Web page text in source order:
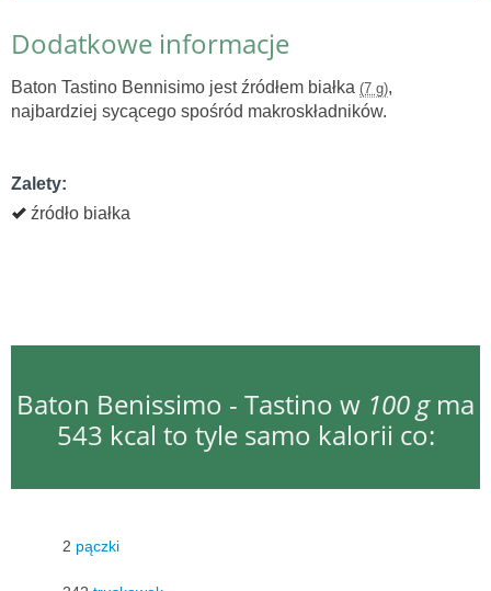
Dodatkowe informacje
Baton Tastino Bennisimo jest źródłem białka (7 g),
najbardziej sycącego spośród makroskładników.
Zalety:
źródło białka
Baton Benissimo - Tastino w 100 gma
543 kcal to tyle samo kalorii co:
2 pączki